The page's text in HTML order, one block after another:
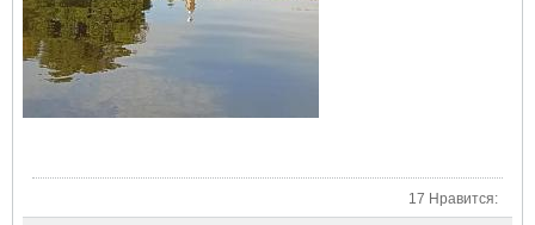
17 Нравится: